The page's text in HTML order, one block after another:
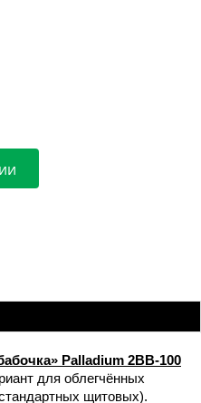
Palladium 2BB-100
для облегчённых
щитовых).